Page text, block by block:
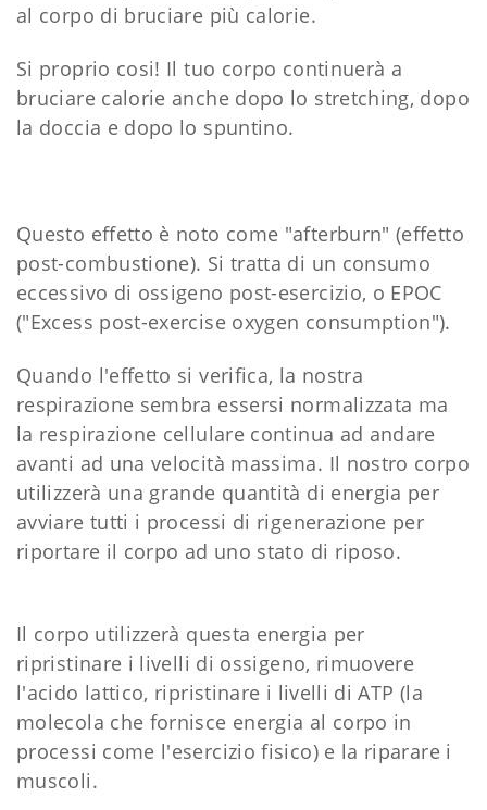
al corpo di bruciare più calorie.
Si proprio cosi! Il tuo corpo continuerà a
bruciare calorie anche dopo lo stretching, dopo
la doccia e dopo lo spuntino.
Questo effetto è noto come "afterburn" (effetto
post-combustione). Si tratta di un consumo
eccessivo di ossigeno post-esercizio, o EPOC
("Excess post-exercise oxygen consumption").
Quando l'effetto si verifica, la nostra
respirazione sembra essersi normalizzata ma
la respirazione cellulare continua ad andare
avanti ad una velocità massima. Il nostro corpo
utilizzerà una grande quantità di energia per
avviare tutti i processi di rigenerazione per
riportare il corpo ad uno stato di riposo.
Il corpo utilizzerà questa energia per
ripristinare i livelli di ossigeno, rimuovere
l'acido lattico, ripristinare i livelli di ATP (la
molecola che fornisce energia al corpo in
processi come l'esercizio fisico) e la riparare i
muscoli.